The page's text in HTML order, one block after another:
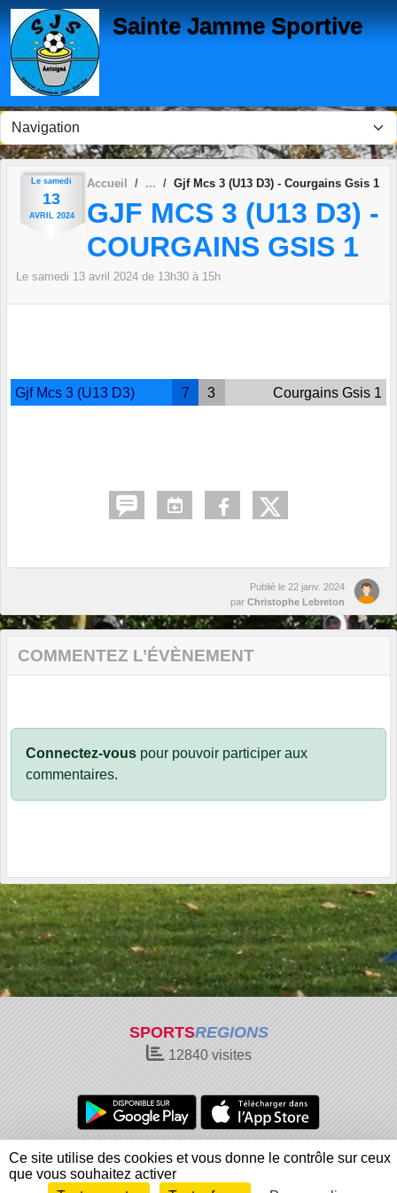
Sainte Jamme Sportive
Le samedi
13
AVRIL 2024
Accueil Gjf Mcs 3 (U13 D3) - Courgains Gsis 1
GJF MCS 3 (U13 D3) -
COURGAINS GSIS 1
Le samedi 13 avril 2024 de 13h30 à 15h
Gjf Mcs 3 (U13 D3) 7 3 Courgains Gsis 1
Publié le 22 janv. 2024
par Christophe Lebreton
COMMENTEZ L’ÉVÈNEMENT
Connectez-vous pour pouvoir participer aux
commentaires.
SPORTSREGIONS
12840visites
Charte cookies
Gestion des cookies
Informations légales
Signaler un contenu inapproprié
Panneau de gestion des cookies
Ce site utilise des cookies et vous donne le contrôle sur ceux
que vous souhaitez activer